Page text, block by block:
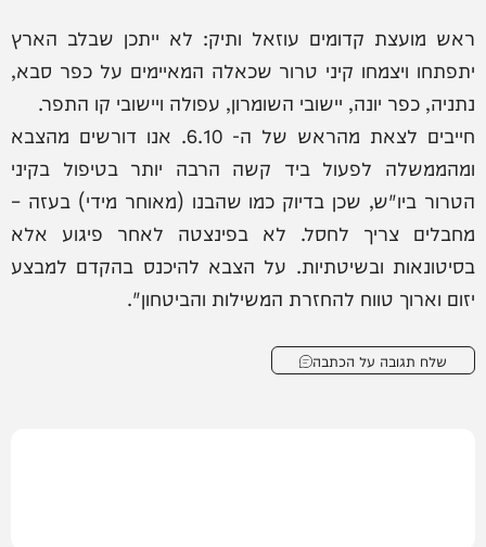
ראש מועצת קדומים עוזאל ותיק: לא ייתכן שבלב הארץ
יתפתחו ויצמחו קיני טרור שכאלה המאיימים על כפר סבא,
נתניה, כפר יונה, יישובי השומרון, עפולה ויישובי קו התפר.
חייבים לצאת מהראש של ה- 6.10. אנו דורשים מהצבא
ומהממשלה לפעול ביד קשה הרבה יותר בטיפול בקיני
הטרור ביו"ש, שכן בדיוק כמו שהבנו (מאוחר מידי) בעזה –
מחבלים צריך לחסל. לא בפינצטה לאחר פיגוע אלא
בסיטונאות ובשיטתיות. על הצבא להיכנס בהקדם למבצע
יזום וארוך טווח להחזרת המשילות והביטחון".
שלח תגובה על הכתבה